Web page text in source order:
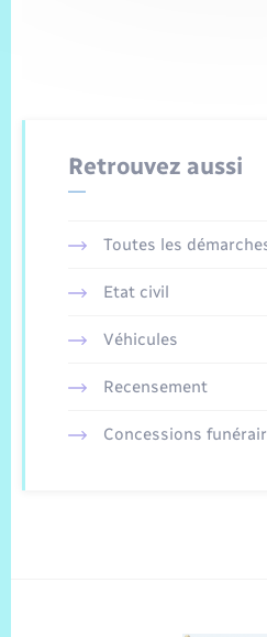
Retrouvez aussi
Toutes les
Etat civil
Véhicules
Recensement
Concessions